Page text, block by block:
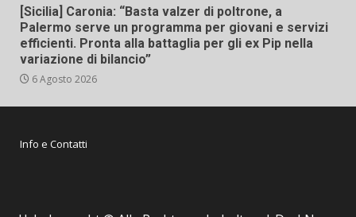
[Sicilia] Caronia: “Basta valzer di poltrone, a
Palermo serve un programma per giovani e servizi
efficienti. Pronta alla battaglia per gli ex Pip nella
variazione di bilancio”
6 Agosto 2026
Info e Contatti